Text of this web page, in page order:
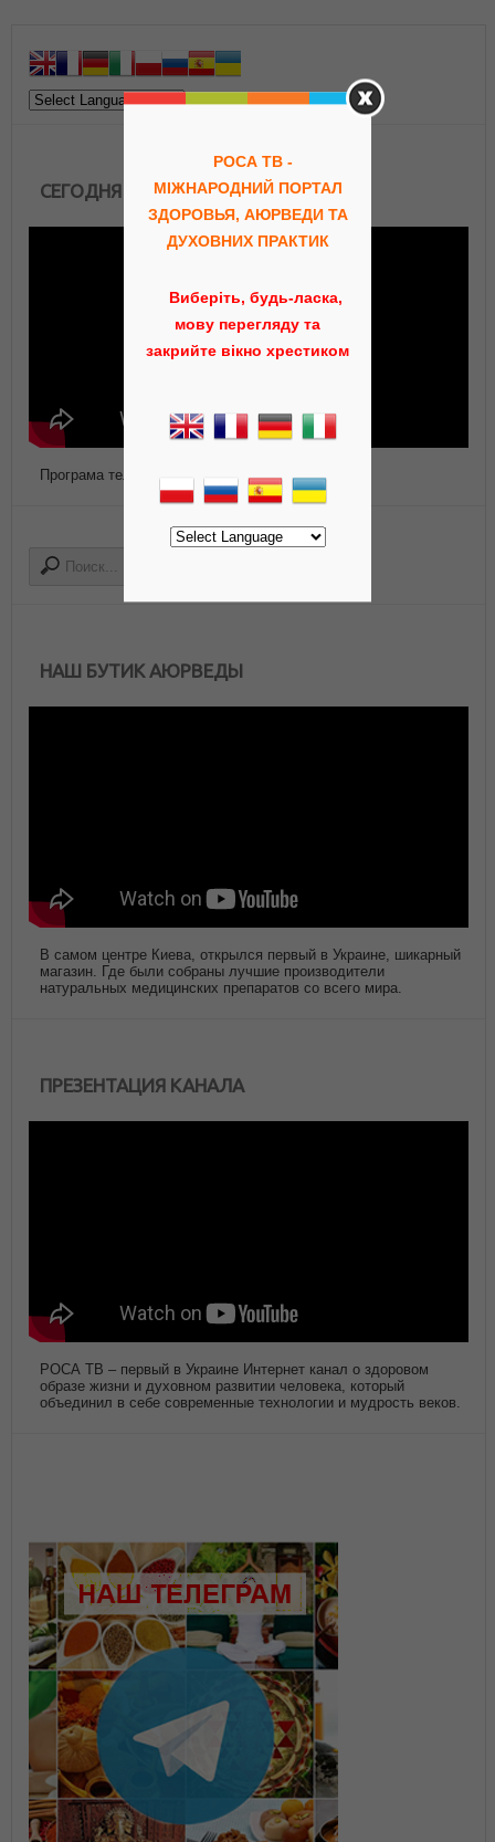
СЕГОДНЯ В ЭФИРЕ
Програма телепередач Роса ТВ
НАШ БУТИК АЮРВЕДЫ
В самом центре Киева, открылся первый в Украине, шикарный
магазин. Где были собраны лучшие производители
натуральных медицинских препаратов со всего мира.
ПРЕЗЕНТАЦИЯ КАНАЛА
РОСА ТВ – первый в Украине Интернет канал о здоровом
образе жизни и духовном развитии человека, который
объединил в себе современные технологии и мудрость веков.
РОСА ТВ -
МІЖНАРОДНИЙ ПОРТАЛ
ЗДОРОВЬЯ, АЮРВЕДИ ТА
ДУХОВНИХ ПРАКТИК
Виберіть, будь-ласка,
мову перегляду та
закрийте вікно хрестиком